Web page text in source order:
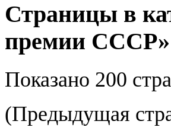
Страницы в
премии СССР»
Показано 200
(Предыдущая